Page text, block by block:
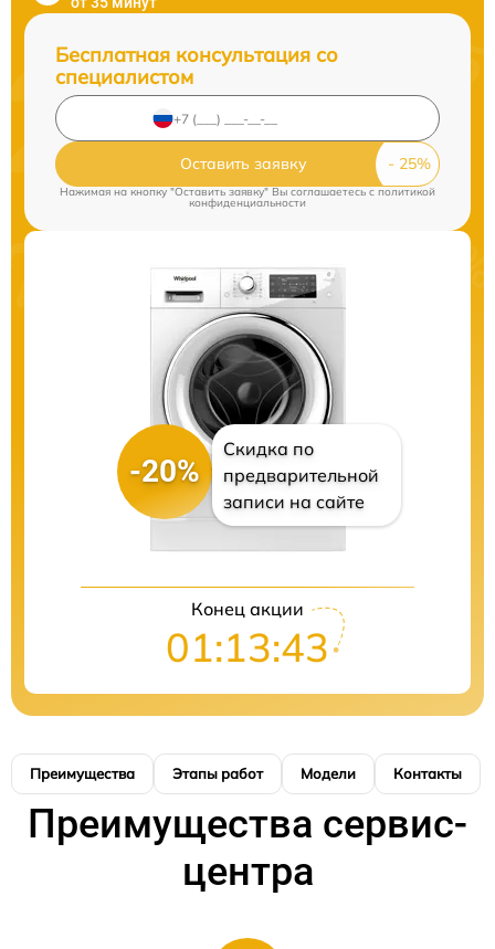
Бесплатная консультация со
специалистом
Оставить заявку
Нажимая на кнопку "Оставить заявку" Вы соглашаетесь c политикой
конфиденциальности
-20%
Скидка по
предварительной
записи на сайте
Конец акции
01:13:42
Преимущества Этапы работ Модели Контакты
Преимущества сервис-
центра